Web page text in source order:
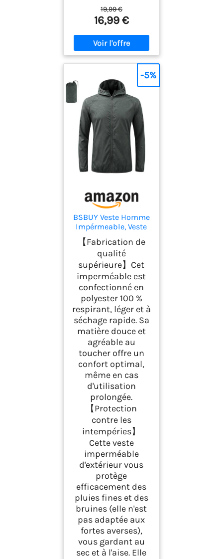
19,99 €
16,99 €
BSBUY Veste Homme
Impérmeable, Veste
en Plein Air Zippée
pour Hommes avec
Sac, Veste de
Randonnée Homme,
Veste Running
Course Tactique
Travail Légère pour
Sport Cyclisme
Voyage, Sans Poches,
Gris, M
【Fabrication de
qualité
supérieure】Cet
imperméable est
confectionné en
polyester 100 %
respirant, léger et à
séchage rapide. Sa
matière douce et
agréable au
toucher offre un
confort optimal,
même en cas
d'utilisation
prolongée.
【Protection
contre les
intempéries】
Cette veste
imperméable
d'extérieur vous
protège
efficacement des
pluies fines et des
bruines (elle n'est
pas adaptée aux
fortes averses),
vous gardant au
sec et à l'aise. Elle
-5%